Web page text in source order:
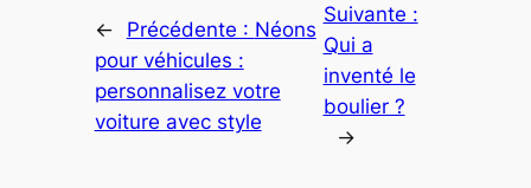
← Précédente : Néons
pour véhicules :
personnalisez votre
voiture avec style
Suivante :
Qui a
inventé le
boulier ?
→